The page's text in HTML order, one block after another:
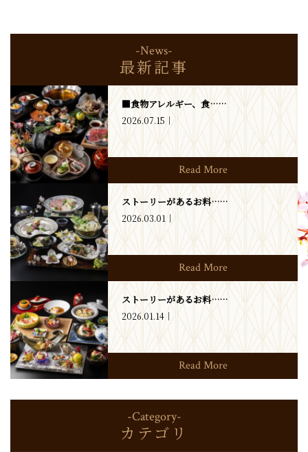
-News-
最新記事
■食物アレルギー、食……
2026.07.15
Read More
ストーリーがあるお料……
2026.03.01
Read More
ストーリーがあるお料……
2026.01.14
Read More
-Category-
カテゴリ